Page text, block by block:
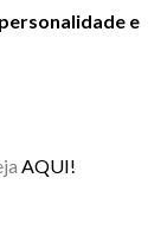
e
AQUI!